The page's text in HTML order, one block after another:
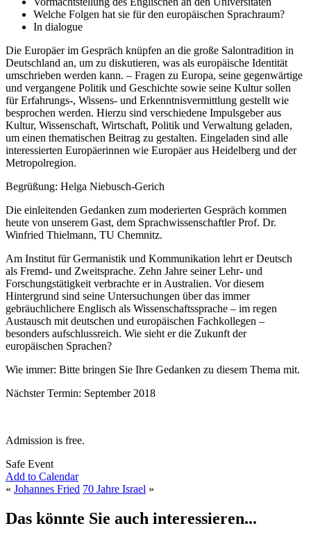
Welche Folgen hat sie für den europäischen Sprachraum?
In dialogue
Die Europäer im Gespräch knüpfen an die große Salontradition in
Deutschland an, um zu diskutieren, was als europäische Identität
umschrieben werden kann. – Fragen zu Europa, seine gegenwärtige
und vergangene Politik und Geschichte sowie seine Kultur sollen
für Erfahrungs-, Wissens- und Erkenntnisvermittlung gestellt wie
besprochen werden. Hierzu sind verschiedene Impulsgeber aus
Kultur, Wissenschaft, Wirtschaft, Politik und Verwaltung geladen,
um einen thematischen Beitrag zu gestalten. Eingeladen sind alle
interessierten Europäerinnen wie Europäer aus Heidelberg und der
Metropolregion.
Begrüßung: Helga Niebusch-Gerich
Die einleitenden Gedanken zum moderierten Gespräch kommen
heute von unserem Gast, dem Sprachwissenschaftler Prof. Dr.
Winfried Thielmann, TU Chemnitz.
Am Institut für Germanistik und Kommunikation lehrt er Deutsch
als Fremd- und Zweitsprache. Zehn Jahre seiner Lehr- und
Forschungstätigkeit verbrachte er in Australien. Vor diesem
Hintergrund sind seine Untersuchungen über das immer
gebräuchlichere Englisch als Wissenschaftssprache – im regen
Austausch mit deutschen und europäischen Fachkollegen –
besonders aufschlussreich. Wie sieht er die Zukunft der
europäischen Sprachen?
Wie immer: Bitte bringen Sie Ihre Gedanken zu diesem Thema mit.
Nächster Termin: September 2018
Admission is free.
Safe Event
Add to Calendar
« Johannes Fried 70 Jahre Israel »
Das könnte Sie auch interessieren...